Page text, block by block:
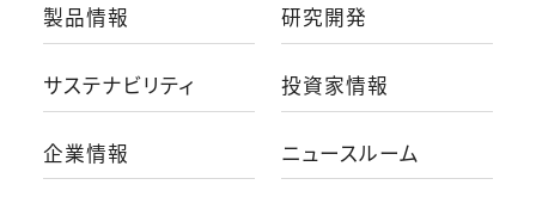
製品情報 研究開発
サステナビリティ 投資家情報
企業情報 ニュースルーム